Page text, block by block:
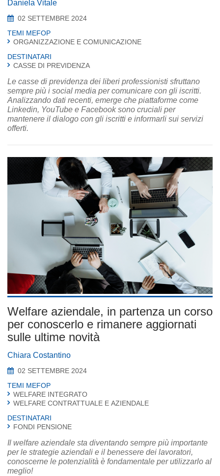
Daniela Vitale
02 SETTEMBRE 2024
TEMI MEFOP
ORGANIZZAZIONE E COMUNICAZIONE
DESTINATARI
CASSE DI PREVIDENZA
Le casse di previdenza dei liberi professionisti sfruttano
sempre più i social media per comunicare con gli iscritti.
Analizzando dati recenti, emerge che piattaforme come
Linkedin, YouTube e Facebook sono cruciali per
mantenere il dialogo con gli iscritti e informarli sui servizi
offerti.
Welfare aziendale, in partenza un corso
per conoscerlo e rimanere aggiornati
sulle ultime novità
Chiara Costantino
02 SETTEMBRE 2024
TEMI MEFOP
WELFARE INTEGRATO
WELFARE CONTRATTUALE E AZIENDALE
DESTINATARI
FONDI PENSIONE
Il welfare aziendale sta diventando sempre più importante
per le strategie aziendali e il benessere dei lavoratori,
conoscerne le potenzialità è fondamentale per utilizzarlo al
meglio!